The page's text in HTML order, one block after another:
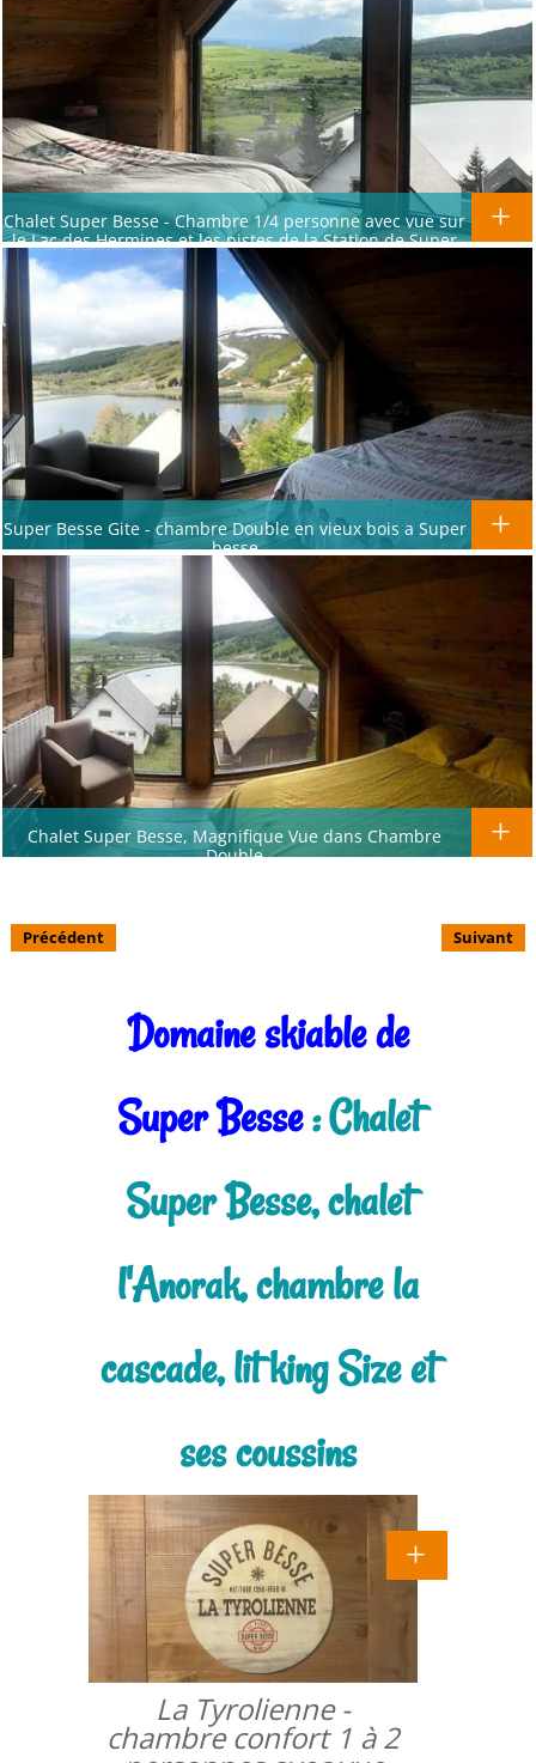
Chalet Super Besse - Chambre 1/4 personne avec vue sur
le Lac des Hermines et les pistes de la Station de Super
Besse
Super Besse Gite - chambre Double en vieux bois a Super
besse
Chalet Super Besse, Magnifique Vue dans Chambre
Double
Précédent Suivant
Domaine skiable de
Super Besse: Chalet
Super Besse, chalet
l'Anorak, chambre la
cascade, lit king Size et
ses coussins
La Tyrolienne -
chambre confort 1 à 2